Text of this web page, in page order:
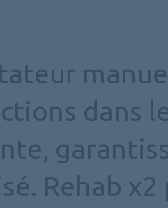
dans
Rehab